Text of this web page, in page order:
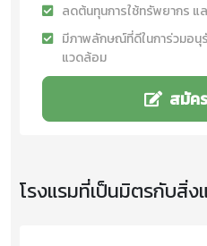
ลดต้นทุนการใช้ทรัพยากร แ
มีภาพลักษณ์ที่ดีในการ่วมอนุ
แวดล้อม
สมัค
โรงแรมที่เป็นมิตรกับสิ่